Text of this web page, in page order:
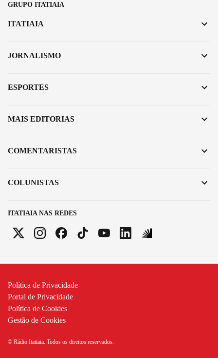
GRUPO ITATIAIA
ITATIAIA NAS REDES
ITATIAIA
JORNALISMO
ESPORTES
MAIS EDITORIAS
COMENTARISTAS
COLUNISTAS
Política de Privacidade
Portal de Privacidade
Política de Cookies
Gestão de Cookies
© Rádio Itatiaia. Todos os direitos reservados.